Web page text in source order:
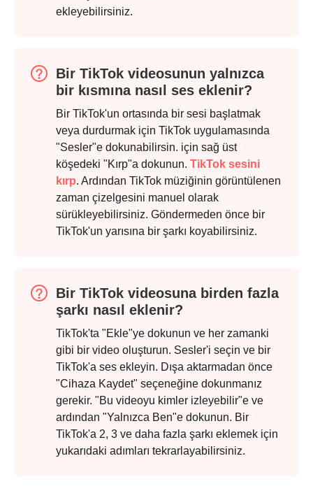
Adım 2.
Aşama 3.
ekleyebilirsiniz.
Bir TikTok videosunun yalnızca
bir kısmına nasıl ses eklenir?
Bir TikTok'un ortasında bir sesi başlatmak
veya durdurmak için TikTok uygulamasında
"Sesler"e dokunabilirsin. için sağ üst
köşedeki "Kırp"a dokunun. TikTok sesini
kırp. Ardından TikTok müziğinin görüntülenen
zaman çizelgesini manuel olarak
sürükleyebilirsiniz. Göndermeden önce bir
TikTok'un yarısına bir şarkı koyabilirsiniz.
Bir TikTok videosuna birden fazla
şarkı nasıl eklenir?
TikTok'ta "Ekle"ye dokunun ve her zamanki
gibi bir video oluşturun. Sesler'i seçin ve bir
TikTok'a ses ekleyin. Dışa aktarmadan önce
"Cihaza Kaydet" seçeneğine dokunmanız
gerekir. "Bu videoyu kimler izleyebilir"e ve
ardından "Yalnızca Ben"e dokunun. Bir
TikTok'a 2, 3 ve daha fazla şarkı eklemek için
yukarıdaki adımları tekrarlayabilirsiniz.